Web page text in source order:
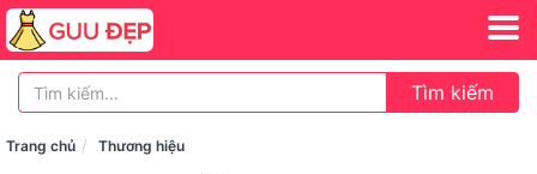
Tìm kiếm
Trang chủ Thương hiệu